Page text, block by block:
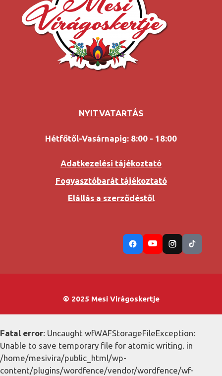
NYITVATARTÁS
Hétfőtől-Vasárnapig: 8:00 - 18:00
Adatkezelési tájékoztató
Fogyasztóbarát tájékoztató
Elállás a szerződéstől
© 2025 Mesi Virágoskertje
Fatal error: Uncaught wfWAFStorageFileException:
Unable to save temporary file for atomic writing. in
/home/mesivira/public_html/wp-
content/plugins/wordfence/vendor/wordfence/wf-